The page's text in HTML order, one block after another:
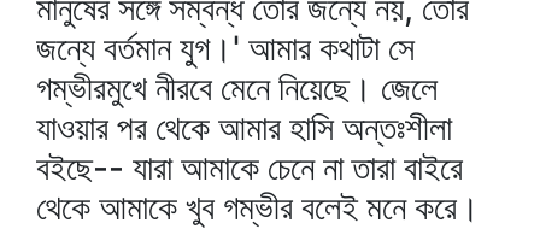
মানুষের সঙ্গে সম্বন্ধ তোর জন্যে নয়, তোর
জন্যে বর্তমান যুগ।' আমার কথাটা সে
গম্ভীরমুখে নীরবে মেনে নিয়েছে। জেলে
যাওয়ার পর থেকে আমার হাসি অন্তঃশীলা
বইছে-- যারা আমাকে চেনে না তারা বাইরে
থেকে আমাকে খুব গম্ভীর বলেই মনে করে।